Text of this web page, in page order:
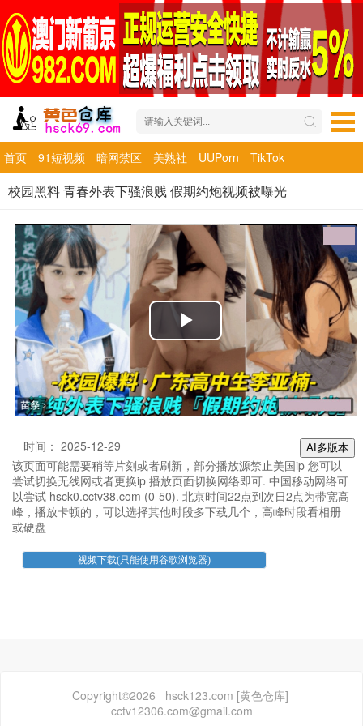
首页 91短视频 暗网禁区 美熟社 UUPorn TikTok
校园黑料 青春外表下骚浪贱 假期约炮视频被曝光
AI多版本
时间： 2025-12-29
该页面可能需要稍等片刻或者刷新，部分播放源禁止美国ip 您可以
尝试切换无线网或者更换ip 播放页面切换网络即可. 中国移动网络可
以尝试 hsck0.cctv38.com (0-50). 北京时间22点到次日2点为带宽高
峰，播放卡顿的，可以选择其他时段多下载几个，高峰时段看相册
或硬盘
Copyright©2026 hsck123.com [黄色仓库]
cctv12306.com@gmail.com